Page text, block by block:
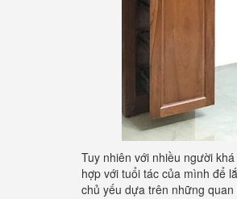
Tuy nhiên với nhiều người
hợp với tuổi tác của mình để
chủ yếu dựa trên những